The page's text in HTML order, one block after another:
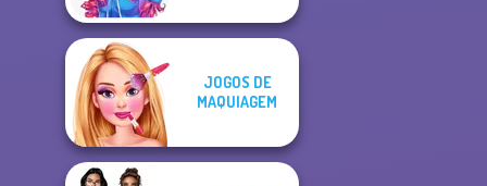
JOGOS DE
MAQUIAGEM